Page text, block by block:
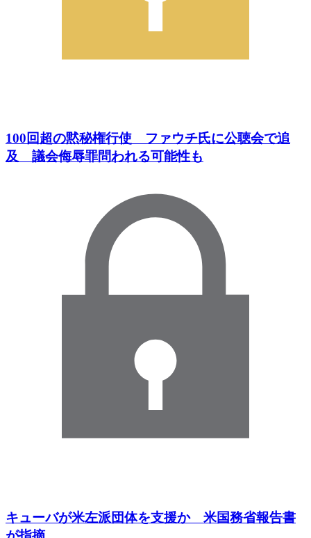
100回超の黙秘権行使 ファウチ氏に公聴会で追
及 議会侮辱罪問われる可能性も
キューバが米左派団体を支援か 米国務省報告書